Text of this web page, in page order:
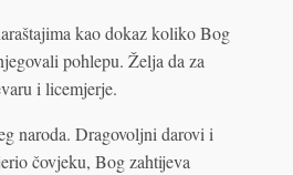
kao dokaz koliko Bog
pohlepu. Želja da za
i licemjerje.
naroda. Dragovoljni darovi i
čovjeku, Bog zahtijeva